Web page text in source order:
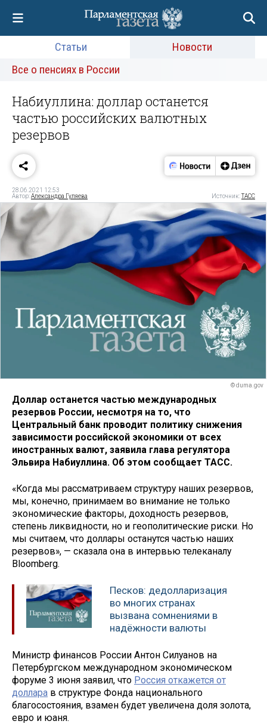
Статьи
Новости
Все о пенсиях в России
Набиуллина: доллар останется
частью российских валютных
резервов
28.06.2021 12:53
Автор:Александра Гуляева Источник:ТАСС
© duma.gov
Доллар останется частью международных
резервов России, несмотря на то, что
Центральный банк проводит политику снижения
зависимости российской экономики от всех
иностранных валют, заявила глава регулятора
Эльвира Набиуллина. Об этом сообщает ТАСС.
«Когда мы рассматриваем структуру наших резервов,
мы, конечно, принимаем во внимание не только
экономические факторы, доходность резервов,
степень ликвидности, но и геополитические риски. Но
мы считаем, что доллары останутся частью наших
резервов», — сказала она в интервью телеканалу
Bloomberg.
Песков: дедолларизация
во многих странах
вызвана сомнениями в
надёжности валюты
Министр финансов России Антон Силуанов на
Петербургском международном экономическом
форуме 3 июня заявил, что Россия откажется от
доллара в структуре Фонда национального
благосостояния, взамен будет увеличена доля золота,
евро и юаня.